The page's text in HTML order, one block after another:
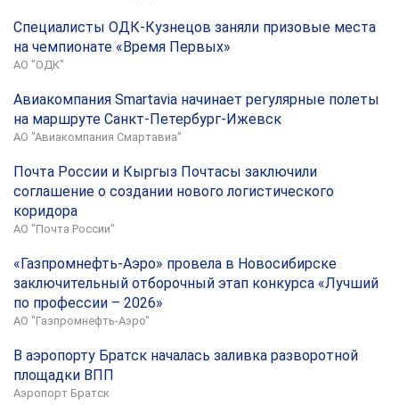
Специалисты ОДК-Кузнецов заняли призовые места
на чемпионате «Время Первых»
АО "ОДК"
Авиакомпания Smartavia начинает регулярные полеты
на маршруте Санкт-Петербург-Ижевск
АО "Авиакомпания Смартавиа"
Почта России и Кыргыз Почтасы заключили
соглашение о создании нового логистического
коридора
АО "Почта России"
«Газпромнефть-Аэро» провела в Новосибирске
заключительный отборочный этап конкурса «Лучший
по профессии – 2026»
АО "Газпромнефть-Аэро"
В аэропорту Братск началась заливка разворотной
площадки ВПП
Аэропорт Братск